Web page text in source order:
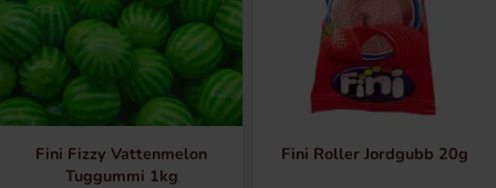
Fini Fizzy Vattenmelon
Tuggummi 1kg
Fini Roller Jordgubb 20g